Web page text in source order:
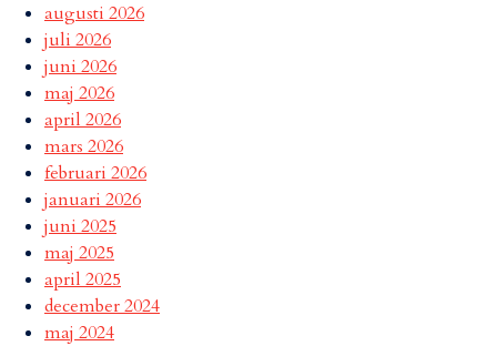
augusti 2026
juli 2026
juni 2026
maj 2026
april 2026
mars 2026
februari 2026
januari 2026
juni 2025
maj 2025
april 2025
december 2024
maj 2024